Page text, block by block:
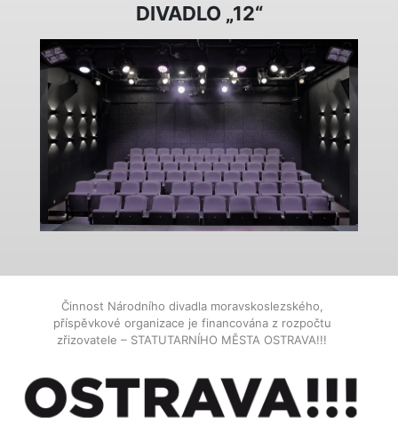
DIVADLO „12“
Činnost Národního divadla moravskoslezského,
příspěvkové organizace je financována z rozpočtu
zřizovatele – STATUTARNÍHO MĚSTA OSTRAVA!!!